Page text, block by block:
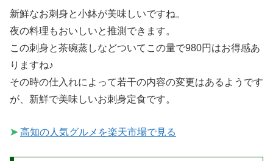
新鮮なお刺身と小鉢が美味しいですね。
夜の料理もおいしいと推測できます。
この刺身と茶碗蒸しなどついてこの量で980円はお得感あ
りますね♪
その時の仕入れによって若干の内容の変更はあるようです
が、新鮮で美味しいお刺身定食です。
➤ 高知の人気グルメを楽天市場で見る